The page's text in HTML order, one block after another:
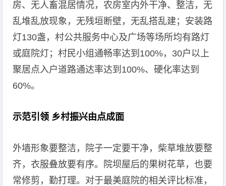
房、无人畜混居情况，农房室内外干净、整洁，无
乱堆乱放现象，无残垣断壁，无乱搭乱建；安装路
灯130盏，村公共服务中心及广场等场所均有路灯
或庭院灯；村民小组通畅率达到100%，30户以上
聚居点入户道路通达率达到100%、硬化率达到
60%。
示范引领 乡村振兴由点成面
外墙形象要整洁，院子一定要干净，柴草堆放要整
齐，衣服叠放要有序。院坝屋后的果树花草，也要
常修剪，勤打理。对于最美庭院的相关评比标准，